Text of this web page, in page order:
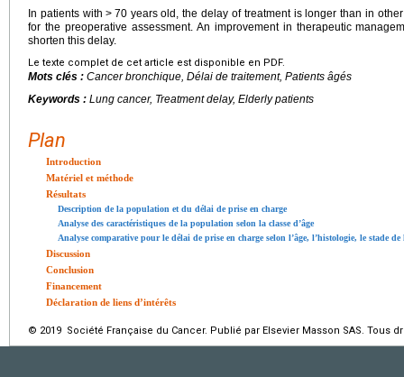
In patients with > 70 years old, the delay of treatment is longer than in
for the preoperative assessment. An improvement in therapeutic
shorten this delay.
Le texte complet de cet article est disponible en PDF.
Mots clés : Cancer bronchique, Délai de traitement, Patients âgés
Keywords : Lung cancer, Treatment delay, Elderly patients
Plan
Introduction
Matériel et méthode
Résultats
Description de la population et du délai de prise en charge
Analyse des caractéristiques de la population selon la classe d’âge
Analyse comparative pour le délai de prise en charge selon l’âge, l’histologie, le stade
Discussion
Conclusion
Financement
Déclaration de liens d’intérêts
© 2019 Société Française du Cancer. Publié par Elsevier Masson SAS. Tous